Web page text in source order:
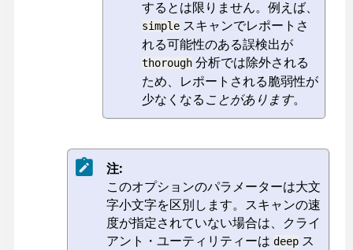
するとは限りません。例えば、
simple スキャンでレポートさ
れる可能性のある誤検出が
thorough 分析では除外される
ため、レポートされる脆弱性が
少なくなることがあります。
注:
このオプションのパラメーターは大文
字小文字を区別します。スキャンの速
度が指定されていない場合は、クライ
アント・ユーティリティーは deep ス